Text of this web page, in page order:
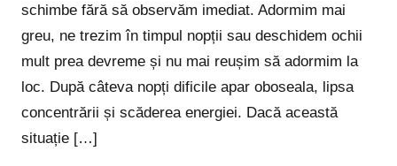
schimbe fără să observăm imediat. Adormim mai
greu, ne trezim în timpul nopții sau deschidem ochii
mult prea devreme și nu mai reușim să adormim la
loc. După câteva nopți dificile apar oboseala, lipsa
concentrării și scăderea energiei. Dacă această
situație […]